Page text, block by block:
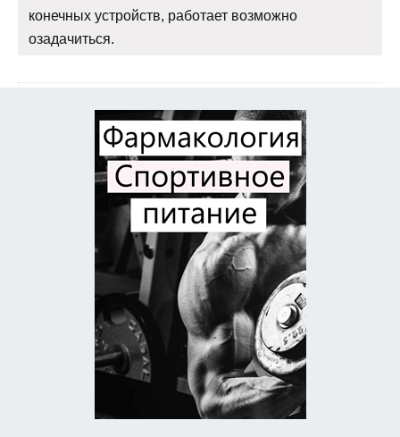
конечных устройств, работает возможно
озадачиться.